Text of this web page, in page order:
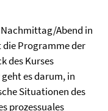
Abend in
die Programme der
des Kurses
es darum, in
Situationen des
prozessuales